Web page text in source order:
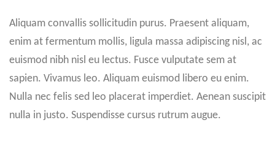
Aliquam convallis sollicitudin purus. Praesent aliquam,
enim at fermentum mollis, ligula massa adipiscing nisl, ac
euismod nibh nisl eu lectus. Fusce vulputate sem at
sapien. Vivamus leo. Aliquam euismod libero eu enim.
Nulla nec felis sed leo placerat imperdiet. Aenean suscipit
nulla in justo. Suspendisse cursus rutrum augue.